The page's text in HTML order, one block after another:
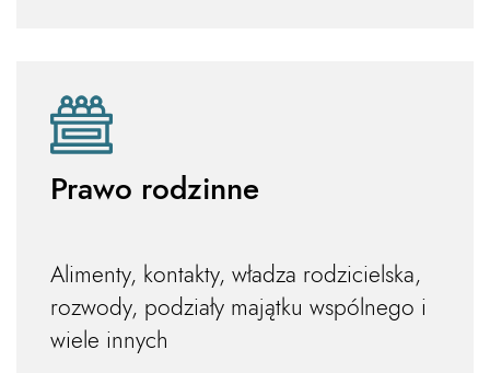
Prawo rodzinne
Alimenty, kontakty, władza rodzicielska,
rozwody, podziały majątku wspólnego i
wiele innych